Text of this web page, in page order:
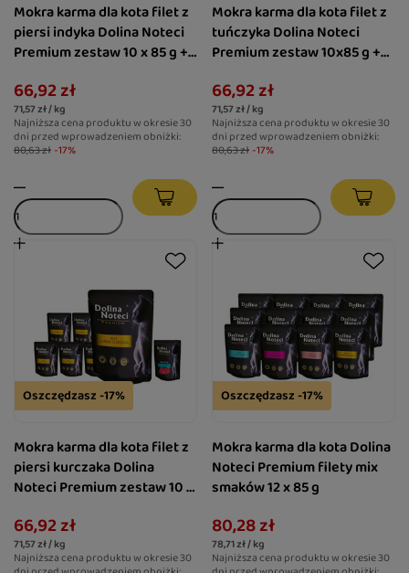
Mokra karma dla kota filet z
piersi indyka Dolina Noteci
Premium zestaw 10 x 85 g +
66,92 zł
71,57 zł / kg
Najniższa cena produktu w okresie 30
dni przed wprowadzeniem obniżki:
80,63 zł -17%
Mokra karma dla kota filet z
tuńczyka Dolina Noteci
Premium zestaw 10x85 g +
66,92 zł
71,57 zł / kg
Najniższa cena produktu w okresie 30
dni przed wprowadzeniem obniżki:
80,63 zł -17%
Oszczędzasz -17%
Mokra karma dla kota filet z
piersi kurczaka Dolina
Noteci Premium zestaw 10 x
gratis
66,92 zł
71,57 zł / kg
Najniższa cena produktu w okresie 30
Oszczędzasz -17%
Mokra karma dla kota Dolina
Noteci Premium filety mix
smaków 12 x 85 g
80,28 zł
78,71 zł / kg
Najniższa cena produktu w okresie 30